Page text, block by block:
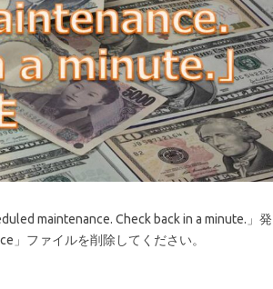
maintenance. Check back in a minute.」発
」ファイルを削除してください。